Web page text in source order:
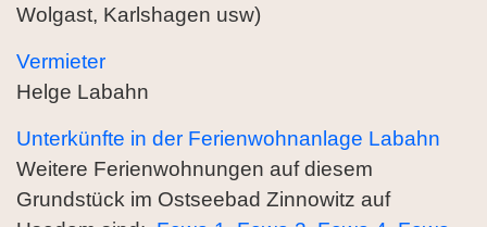
Wolgast, Karlshagen usw)
Vermieter
Helge Labahn
Unterkünfte in der Ferienwohnanlage Labahn
Weitere Ferienwohnungen auf diesem
Grundstück im Ostseebad Zinnowitz auf